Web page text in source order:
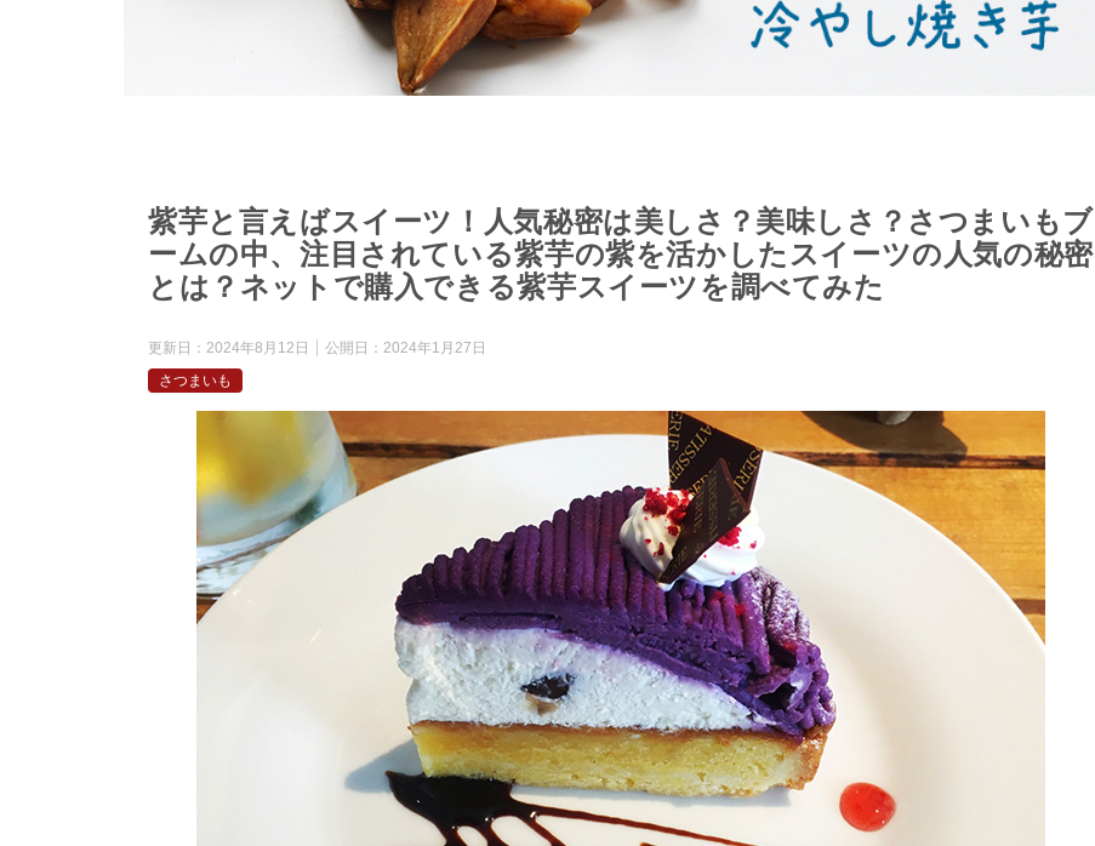
紫芋と言えばスイーツ！人気秘密は美しさ？美味しさ？さつまいもブ
ームの中、注目されている紫芋の紫を活かしたスイーツの人気の秘密
とは？ネットで購入できる紫芋スイーツを調べてみた
更新日： 2024年8月12日 公開日： 2024年1月27日
さつまいも